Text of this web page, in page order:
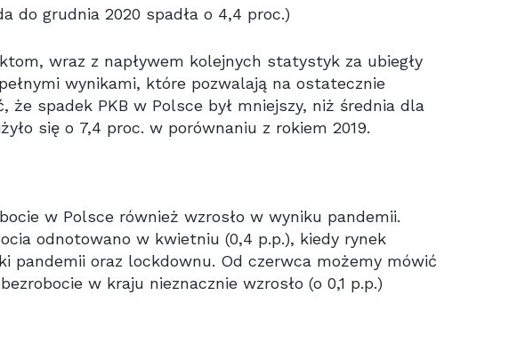
do grudnia 2020 spadła o 4,4 proc.)
wraz z napływem kolejnych statystyk za ubiegły
wynikami, które pozwalają na ostatecznie
że spadek PKB w Polsce był mniejszy, niż średnia dla
się o 7,4 proc. w porównaniu z rokiem 2019.
w Polsce również wzrosło w wyniku pandemii.
odnotowano w kwietniu (0,4 p.p.), kiedy rynek
pandemii oraz lockdownu. Od czerwca możemy mówić
w kraju nieznacznie wzrosło (o 0,1 p.p.)